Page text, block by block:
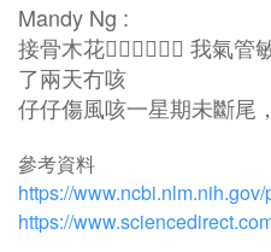
Mandy Ng :
接骨木花👍🏻👍🏻👍🏻 我氣
了兩天冇咳
仔仔傷風咳一星期未斷尾
參考資料
https://
https://